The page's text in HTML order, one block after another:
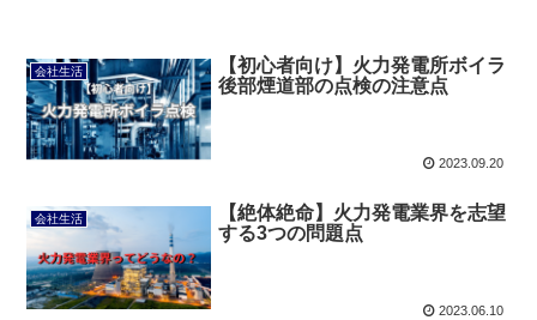
会社生活
【初心者向け】火力発電所ボイラ
後部煙道部の点検の注意点
2023.09.20
会社生活
【絶体絶命】火力発電業界を志望
する3つの問題点
2023.06.10